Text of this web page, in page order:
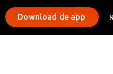
Download de app